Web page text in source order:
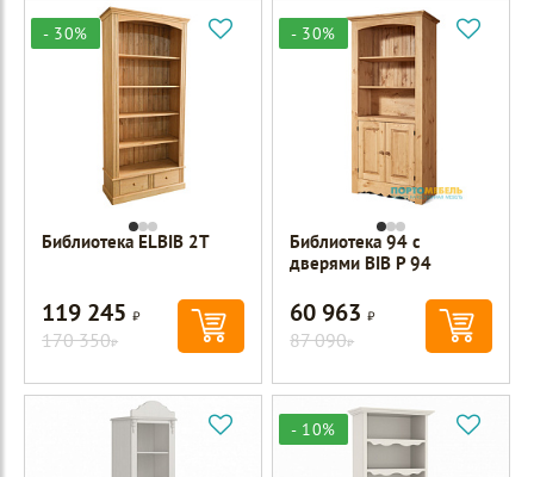
- 30%
Библиотека ELBIB 2Т
119 245Р
170 350Р
- 30%
Библиотека 94 с
дверями BIB P 94
60 963Р
87 090Р
- 10%